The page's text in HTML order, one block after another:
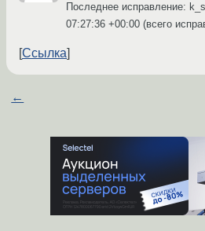
Последнее исправление:
07:27:36 +00:00 (всего
Ссылка
←